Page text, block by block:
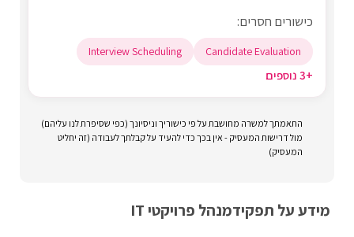
כישורים חסרים:
Candidate Evaluation
Interview Scheduling
+3 נוספים
התאמתך למשרה מחושבת על פי כישוריך וניסיונך (כפי שסיפרת לנו עליהם)
מול דרישות המעסיק - אין בכך כדי להעיד על קבלתך לעבודה (זה יחליט
המעסיק)
מידע על תפקידמנהל פרויקטי IT